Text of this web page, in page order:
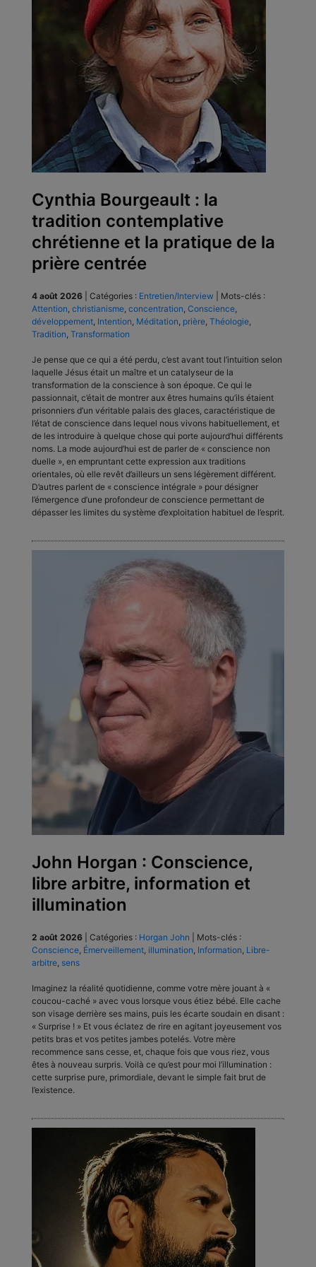
Cynthia Bourgeault : la
tradition contemplative
chrétienne et la pratique de la
prière centrée
4 août 2026 Catégories : Entretien/Interview
Mots-clés :
Attention, christianisme, concentration, Conscience,
développement, Intention, Méditation, prière, Théologie,
Tradition, Transformation
Je pense que ce qui a été perdu, c’est avant tout l’intuition selon
laquelle Jésus était un maître et un catalyseur de la
transformation de la conscience à son époque. Ce qui le
passionnait, c’était de montrer aux êtres humains qu’ils étaient
prisonniers d’un véritable palais des glaces, caractéristique de
l’état de conscience dans lequel nous vivons habituellement, et
de les introduire à quelque chose qui porte aujourd’hui différents
noms. La mode aujourd’hui est de parler de « conscience non
duelle », en empruntant cette expression aux traditions
orientales, où elle revêt d’ailleurs un sens légèrement différent.
D’autres parlent de « conscience intégrale » pour désigner
l’émergence d’une profondeur de conscience permettant de
dépasser les limites du système d’exploitation habituel de l’esprit.
John Horgan : Conscience,
libre arbitre, information et
illumination
2 août 2026 Catégories : Horgan John
Mots-clés :
Conscience, Émerveillement, illumination, Information, Libre-
arbitre, sens
Imaginez la réalité quotidienne, comme votre mère jouant à «
coucou-caché » avec vous lorsque vous étiez bébé. Elle cache
son visage derrière ses mains, puis les écarte soudain en disant :
« Surprise ! » Et vous éclatez de rire en agitant joyeusement vos
petits bras et vos petites jambes potelés. Votre mère
recommence sans cesse, et, chaque fois que vous riez, vous
êtes à nouveau surpris. Voilà ce qu’est pour moi l’illumination :
cette surprise pure, primordiale, devant le simple fait brut de
l’existence.